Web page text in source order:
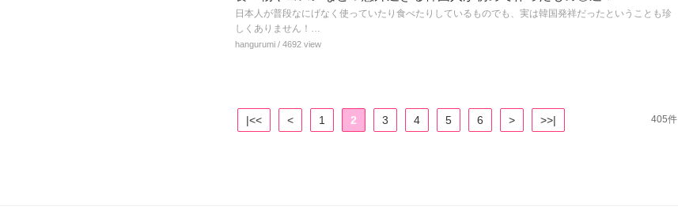
日本人が普段なにげなく使っていたり食べたりしているものでも、実は韓国発祥だったということも珍
しくありません！…
hangurumi / 4692 view
|<< < 1 2 3 4 5 6 > >>| 405件